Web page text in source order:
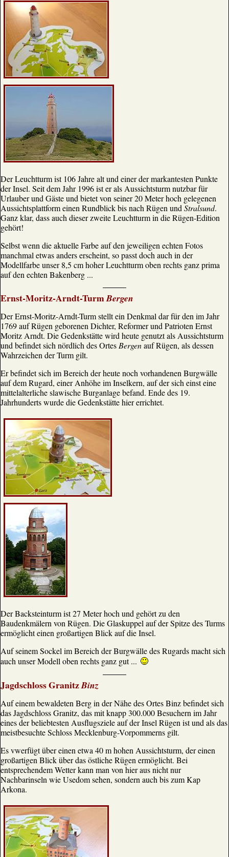
Der Leuchtturm ist 106 Jahre alt und einer der markantesten Punkte
der Insel. Seit dem Jahr 1996 ist er als Aussichtsturm nutzbar für
Urlauber und Gäste und bietet von seiner 20 Meter hoch gelegenen
Aussichtsplattform einen Rundblick bis nach Rügen undStralsund.
Ganz klar, dass auch dieser zweite Leuchtturm in die Rügen-Edition
gehört!
Selbst wenn die aktuelle Farbe auf den jeweiligen echten Fotos
manchmal etwas anders erscheint, so passt doch auch in der
Modellfarbe unser 8,5 cm hoher Leuchtturm oben rechts ganz prima
auf den echten Bakenberg ...
Ernst-Moritz-Arndt-TurmBergen
Der Ernst-Moritz-Arndt-Turm stellt ein Denkmal dar für den im Jahr
1769 auf Rügen geborenen Dichter, Reformer und Patrioten Ernst
Moritz Arndt. Die Gedenkstätte wird heute genutzt als Aussichtsturm
und befindet sich nördlich des OrtesBergenauf Rügen, als dessen
Wahrzeichen der Turm gilt.
Er befindet sich im Bereich der heute noch vorhandenen Burgwälle
auf dem Rugard, einer Anhöhe im Inselkern, auf der sich einst eine
mittelalterliche slawische Burganlage befand. Ende des 19.
Jahrhunderts wurde die Gedenkstätte hier errichtet.
Der Backsteinturm ist 27 Meter hoch und gehört zu den
Baudenkmälern von Rügen. Die Glaskuppel auf der Spitze des Turms
ermöglicht einen großartigen Blick auf die Insel.
Auf seinem Sockel im Bereich der Burgwälle des Rugards macht sich
auch unser Modell oben rechts ganz gut ...
Jagdschloss GranitzBinz
Auf einem bewaldeten Berg in der Nähe des Ortes Binz befindet sich
das Jagdschloss Granitz, das mit knapp 300.000 Besuchern im Jahr
eines der beliebtesten Ausflugsziele auf der Insel Rügen ist und als das
meistbesuchte Schloss Mecklenburg-Vorpommerns gilt.
Es vwerfügt über einen etwa 40 m hohen Aussichtsturm, der einen
großartigen Blick über das östliche Rügen ermöglicht. Bei
entsprechendem Wetter kann man von hier aus nicht nur
Nachbarinseln wie Usedom sehen, sondern auch bis zum Kap
Arkona.